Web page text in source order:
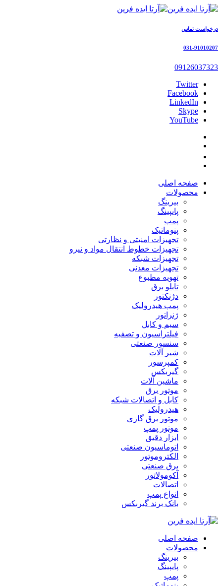
درخواست تماس
031-91010207
09126037323
Twitter
Facebook
LinkedIn
Skype
YouTube
صفحه اصلی
محصولات
بیرینگ
پایپینگ
پمپ
پنوماتیک
تجهیزات امنیتی و نظارتی
تجهیزات خطوط انتقال مواد و نیرو
تجهیزات شبکه
تجهیزات معدنی
تهویه مطبوع
تابلو برق
دژنکتور
پمپ هیدرولیک
ژنراتور
سیم و کابل
فیلتراسیون و تصفیه
سنسور صنعتی
شیر آلات
کمپرسور
گیربکس
ماشین آلات
موتور برق
کابل و اتصالات شبکه
هیدرولیک
موتور برق گازی
موتور پمپ
ابزار دقیق
اتوماسیون صنعتی
الکتروموتور
برق صنعتی
آکومولاتور
اتصالات
انواع پمپ
بانک برند گیربکس
صفحه اصلی
محصولات
بیرینگ
پایپینگ
پمپ